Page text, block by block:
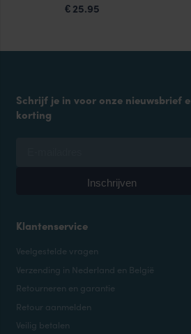
€ 25.95
Klantenservice
Veelgestelde vragen
Verzending in Nederland en België
Retourneren en garantie
Retour aanmelden
Veilig betalen
Schrijf je in voor onze nieuwsbrief
korting